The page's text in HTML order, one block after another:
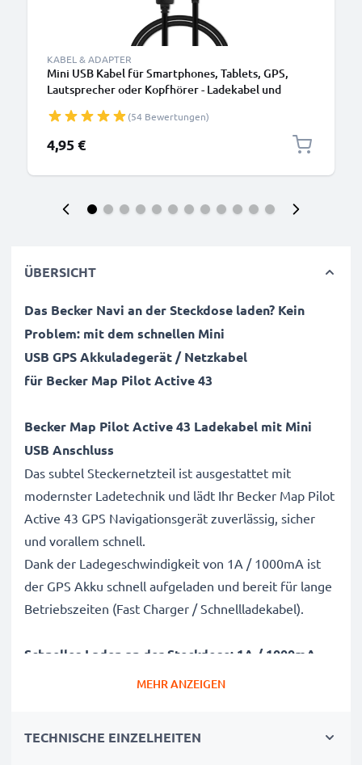
KABEL & ADAPTER
Mini USB Kabel für Smartphones, Tablets, GPS,
Lautsprecher oder Kopfhörer - Ladekabel und
(54 Bewertungen)
4,95 €
ÜBERSICHT
Das Becker Navi an der Steckdose laden? Kein
Problem: mit dem schnellen Mini
USB GPSAkkuladegerät / Netzkabel
für Becker Map Pilot Active 43
Becker Map Pilot Active 43 Ladekabel mit Mini
USB Anschluss
Das subtel Steckernetzteil ist ausgestattet mit
modernster Ladetechnik und lädt Ihr Becker Map Pilot
Active 43 GPS Navigationsgerät zuverlässig, sicher
und vorallem schnell.
Dank der Ladegeschwindigkeit von 1A / 1000mA ist
der GPS Akku schnell aufgeladen und bereit für lange
Betriebszeiten (Fast Charger / Schnellladekabel).
Schnelles Laden an der Steckdose: 1A / 1000mA
Ladegerät / Steckernetzteil
✔ Kurze Ladezeit und schnelle Aufladung - das
MEHR ANZEIGEN
TECHNISCHE EINZELHEITEN